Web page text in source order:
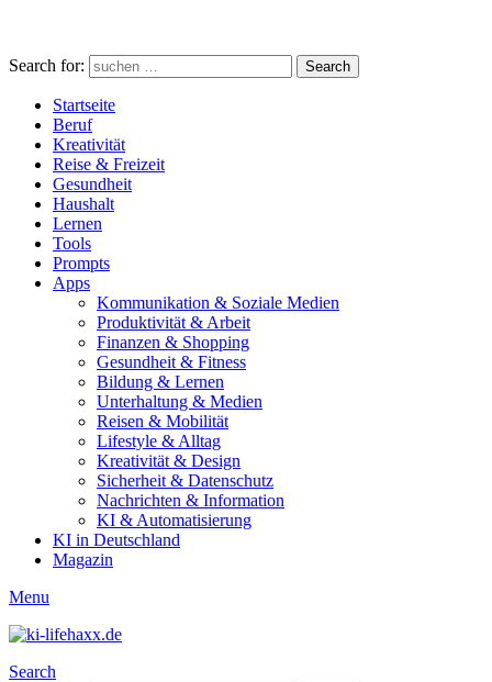
Search for: Search
Startseite
Beruf
Kreativität
Reise & Freizeit
Gesundheit
Haushalt
Lernen
Tools
Prompts
Apps
Kommunikation & Soziale Medien
Produktivität & Arbeit
Finanzen & Shopping
Gesundheit & Fitness
Bildung & Lernen
Unterhaltung & Medien
Reisen & Mobilität
Lifestyle & Alltag
Kreativität & Design
Sicherheit & Datenschutz
Nachrichten & Information
KI & Automatisierung
KI in Deutschland
Magazin
Menu
Search